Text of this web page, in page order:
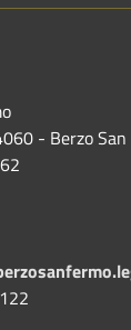
- Berzo San